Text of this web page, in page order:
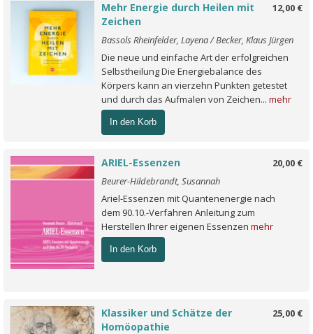
12,00 €
Mehr Energie durch Heilen mit
Zeichen
Bassols Rheinfelder, Layena / Becker, Klaus Jürgen
Die neue und einfache Art der erfolgreichen
Selbstheilung Die Energiebalance des
Körpers kann an vierzehn Punkten getestet
und durch das Aufmalen von Zeichen... mehr
In den Korb
20,00 €
ARIEL-Essenzen
Beurer-Hildebrandt, Susannah
Ariel-Essenzen mit Quantenenergie nach
dem 90.10.-Verfahren Anleitung zum
Herstellen Ihrer eigenen Essenzen mehr
In den Korb
25,00 €
Klassiker und Schätze der
Homöopathie